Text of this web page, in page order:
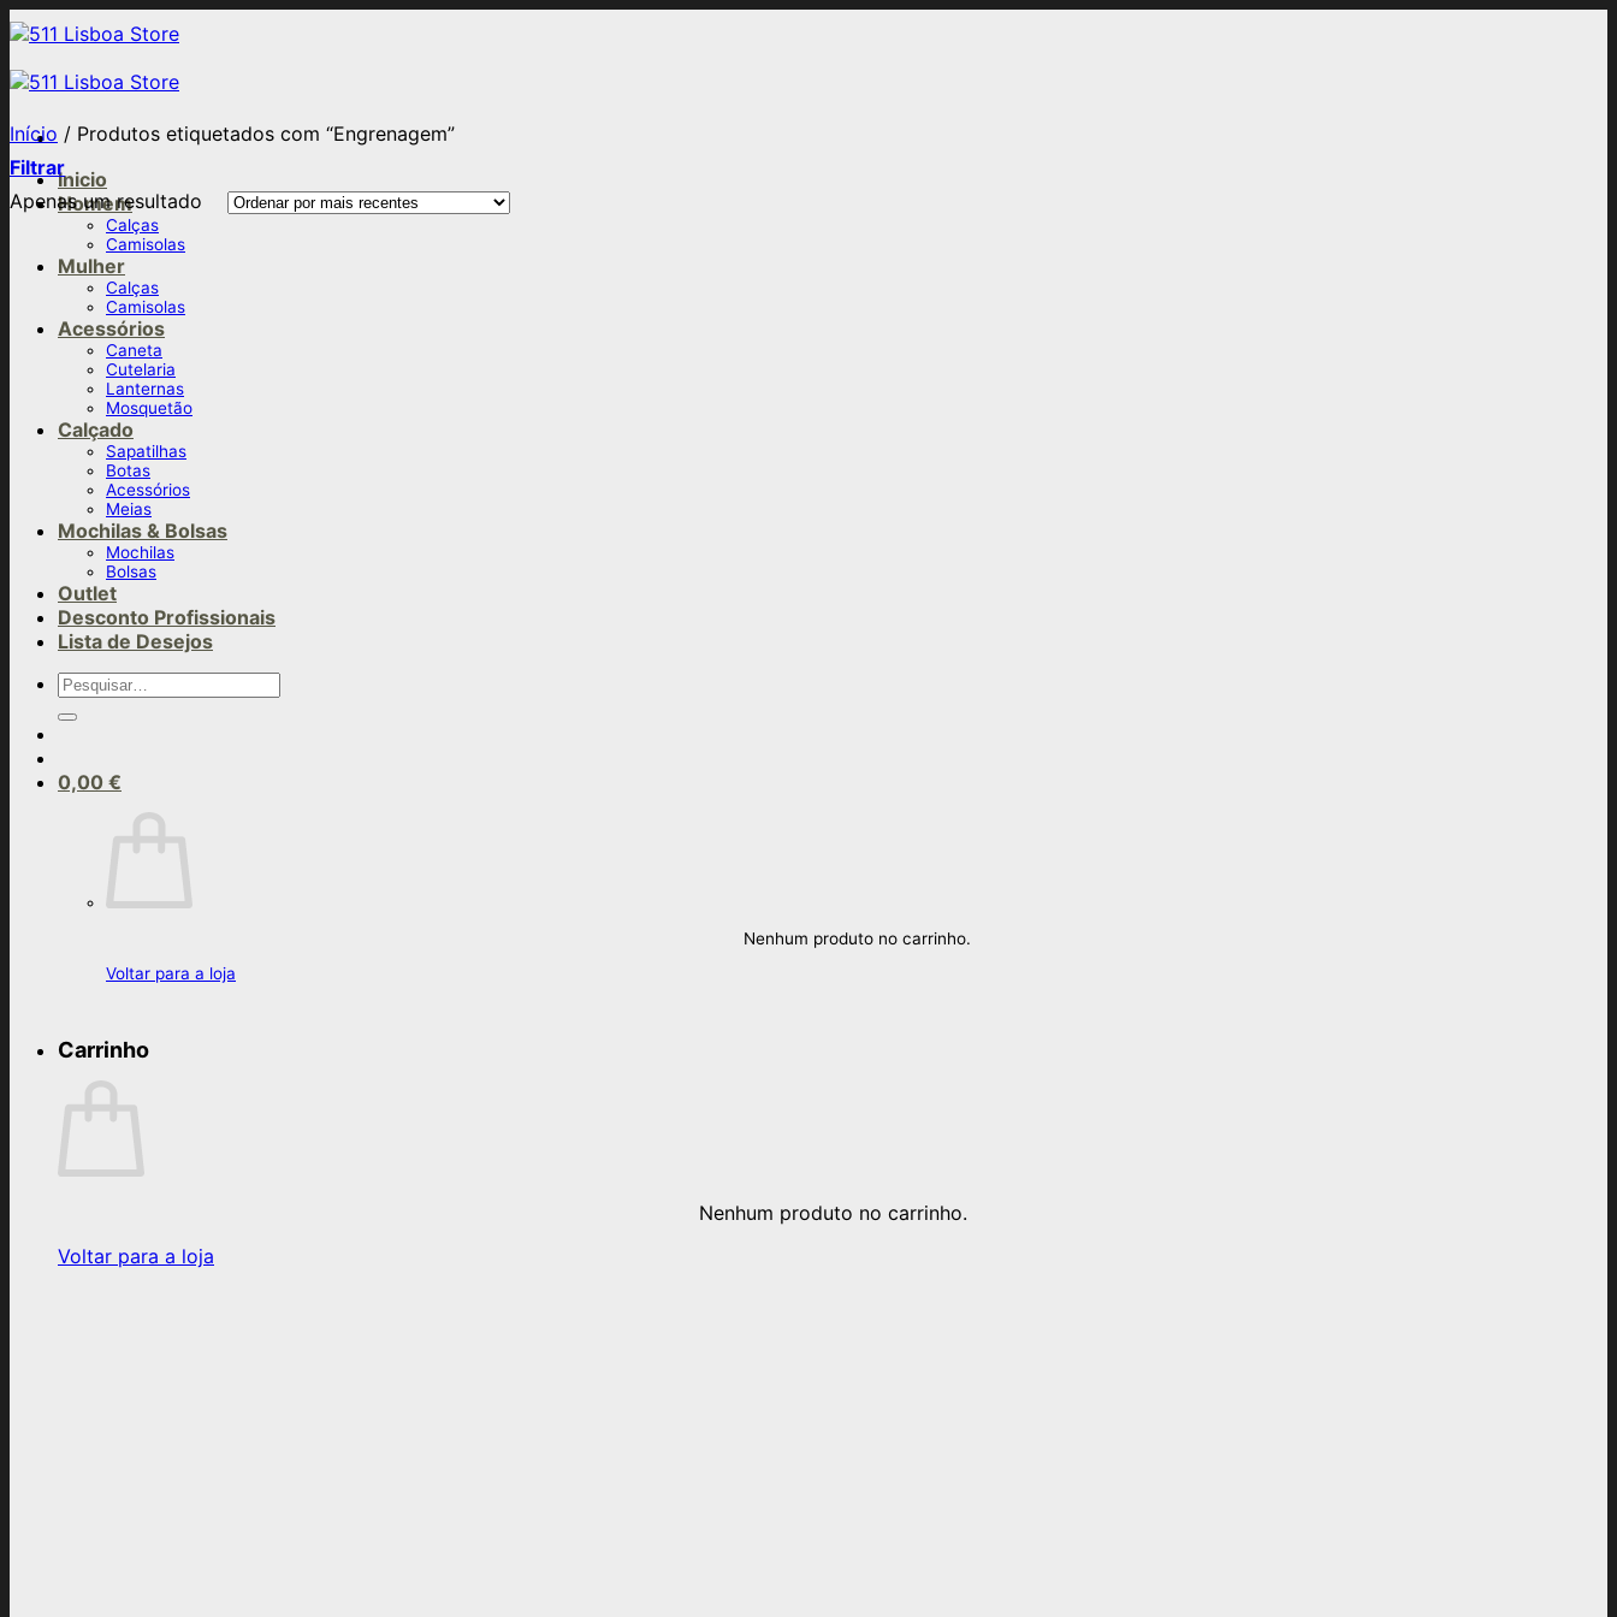
Skip
to
content
Inicio
Homem
Calças
Camisolas
Mulher
Calças
Camisolas
Acessórios
Caneta
Cutelaria
Lanternas
Mosquetão
Calçado
Sapatilhas
Botas
Acessórios
Meias
Mochilas & Bolsas
Mochilas
Bolsas
Outlet
Desconto Profissionais
Lista de Desejos
Pesquisar
0,00 €
Nenhum produto no carrinho.
Voltar para a loja
Carrinho
Nenhum produto no carrinho.
Voltar para a loja
Início / Produtos etiquetados com “Engrenagem”
Filtrar
Apenas um resultado